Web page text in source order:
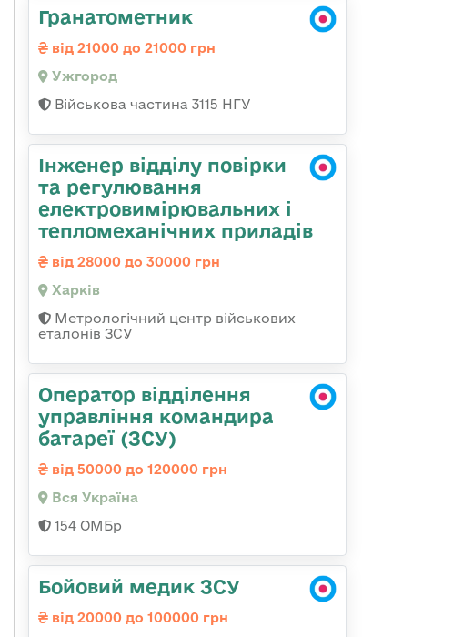
Гранатометник
від 21000 до 21000 грн
Ужгород
Військова частина 3115 НГУ
Інженер відділу повірки
та регулювання
електровимірювальних і
тепломеханічних приладів
від 28000 до 30000 грн
Харків
Метрологічний центр військових
еталонів ЗСУ
Оператор відділення
управління командира
батареї (ЗСУ)
від 50000 до 120000 грн
Вся Україна
154 ОМБр
Бойовий медик ЗСУ
від 20000 до 100000 грн